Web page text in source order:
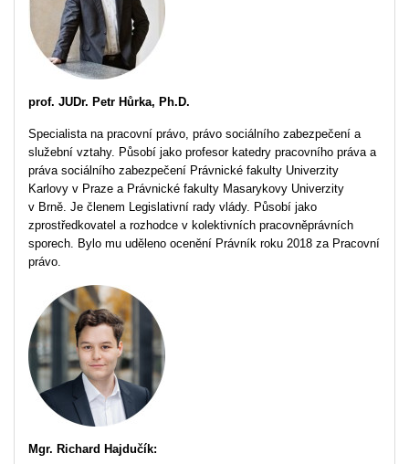
prof. JUDr. Petr Hůrka, Ph.D.
Specialista na pracovní právo, právo sociálního zabezpečení a
služební vztahy. Působí jako profesor katedry pracovního práva a
práva sociálního zabezpečení Právnické fakulty Univerzity
Karlovy v Praze a Právnické fakulty Masarykovy Univerzity
v Brně. Je členem Legislativní rady vlády. Působí jako
zprostředkovatel a rozhodce v kolektivních pracovněprávních
sporech. Bylo mu uděleno ocenění Právník roku 2018 za Pracovní
právo.
Mgr. Richard Hajdučík: